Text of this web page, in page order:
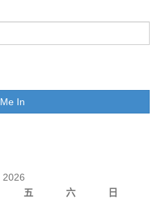
2026
五 六 日